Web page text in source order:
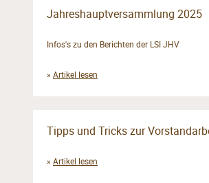
Jahreshauptversammlung 2025
Infos's zu den Berichten der LSI JHV
» Artikel lesen
Tipps und Tricks zur
» Artikel lesen